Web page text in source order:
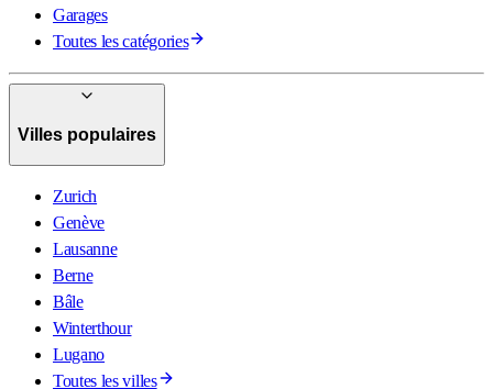
Garages
Toutes les catégories
Villes populaires
Zurich
Genève
Lausanne
Berne
Bâle
Winterthour
Lugano
Toutes les villes